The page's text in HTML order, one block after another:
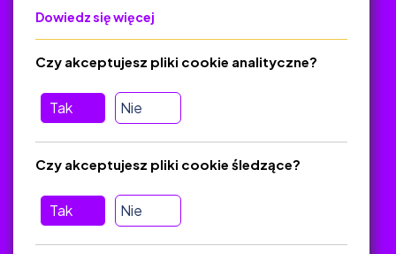
Polityka Prywatności
Regulamin
O platformie
Baza materiałów dydaktycznych
Jak zostać autorem
FAQ
Pomoc
Dowiedz się więcej
Tak Nie
Czy akceptujesz pliki cookie analityczne?
Tak Nie
Czy akceptujesz pliki cookie śledzące?